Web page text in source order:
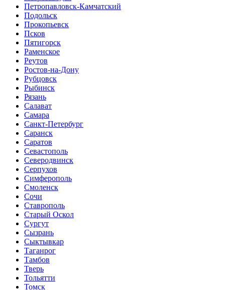
Петропавловск-Камчатский
Подольск
Прокопьевск
Псков
Пятигорск
Раменское
Реутов
Ростов-на-Дону
Рубцовск
Рыбинск
Рязань
Салават
Самара
Санкт-Петербург
Саранск
Саратов
Севастополь
Северодвинск
Серпухов
Симферополь
Смоленск
Сочи
Ставрополь
Старый Оскол
Сургут
Сызрань
Сыктывкар
Таганрог
Тамбов
Тверь
Тольятти
Томск